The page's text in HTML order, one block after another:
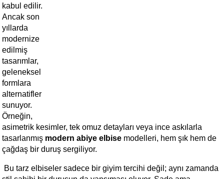
kabul edilir.
Ancak son
yıllarda
modernize
edilmiş
tasarımlar,
geleneksel
formlara
alternatifler
sunuyor.
Örneğin,
asimetrik kesimler, tek omuz detayları veya ince askılarla
tasarlanmış modern abiye elbise modelleri, hem şık hem de
çağdaş bir duruş sergiliyor.